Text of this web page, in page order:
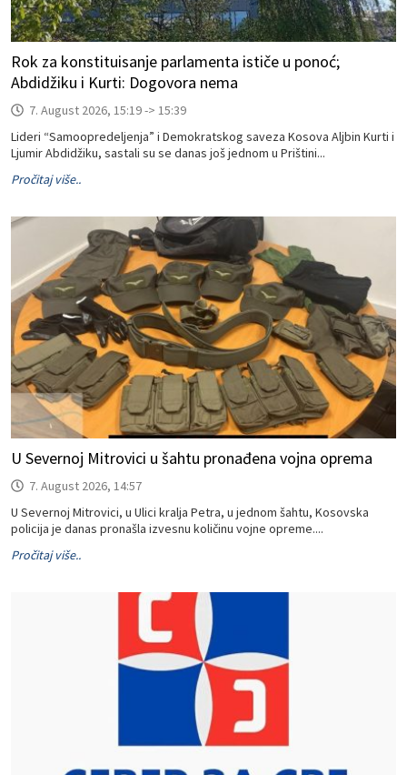
Rok za konstituisanje parlamenta ističe u ponoć;
Abdidžiku i Kurti: Dogovora nema
7. August 2026, 15:19 -> 15:39
Lideri “Samoopredeljenja” i Demokratskog saveza Kosova Aljbin Kurti i
Ljumir Abdidžiku, sastali su se danas još jednom u Prištini...
Pročitaj više..
U Severnoj Mitrovici u šahtu pronađena vojna oprema
7. August 2026, 14:57
U Severnoj Mitrovici, u Ulici kralja Petra, u jednom šahtu, Kosovska
policija je danas pronašla izvesnu količinu vojne opreme....
Pročitaj više..